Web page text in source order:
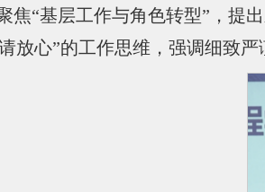
焦“基层工作与角色转型”，提
放心”的工作思维，强调细致